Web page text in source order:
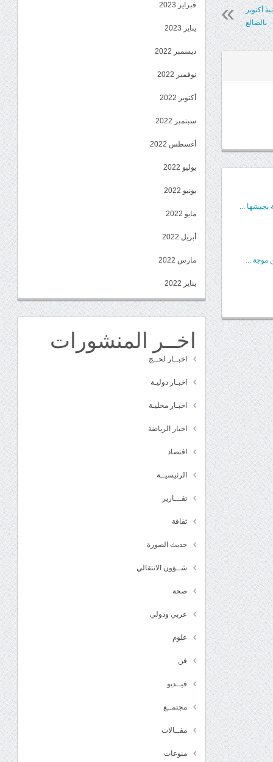
أكتوبر
بالضالع
بجيشها ...
موجة ...
فبراير 2023
يناير 2023
ديسمبر 2022
نوفمبر 2022
أكتوبر 2022
سبتمبر 2022
أغسطس 2022
يوليو 2022
يونيو 2022
مايو 2022
أبريل 2022
مارس 2022
يناير 2022
اخــر المنشورات
اخبــار لحــج
اخبـار دوليـة
اخبـار محليـة
اخبار الرياضة
اقتصاد
الرئيسيــة
تقـــارير
ثقافة
حديث الصورة
شــؤون الانتقالي
صحة
عربي ودولي
علوم
فن
فيــديو
مجتمــع
مقــالات
منوعات